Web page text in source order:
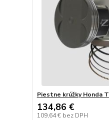
Piestne krúžky Honda
134,86 €
109,64 € bez DPH